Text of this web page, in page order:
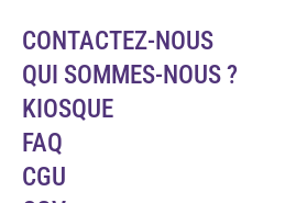
CONTACTEZ-NOUS
QUI SOMMES-NOUS ?
KIOSQUE
FAQ
CGU